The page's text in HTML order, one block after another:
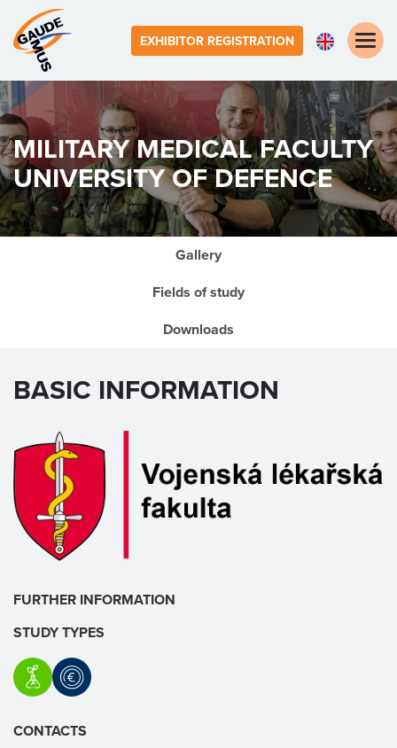
EXHIBITOR REGISTRATION
Toggle
MILITARY MEDICAL FACULTY
UNIVERSITY OF DEFENCE
Gallery
Fields of study
Downloads
BASIC INFORMATION
FURTHER INFORMATION
STUDY TYPES
CONTACTS